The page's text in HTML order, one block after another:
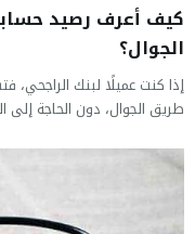
كيف أعرف رصيد
الجوال؟
إذا كنت عميلًا لبنك الراجحي،
طريق الجوال، دون الحاجة إلى